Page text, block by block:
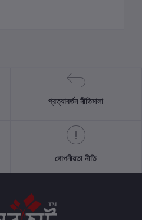
প্রত্যাবর্তন নীতিমালা
গোপনীয়তা নীতি